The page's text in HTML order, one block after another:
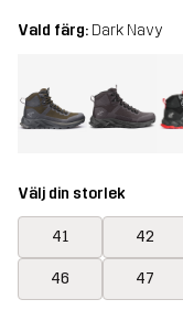
Vald färg: Dark Navy
Välj din storlek
41 42
46 47